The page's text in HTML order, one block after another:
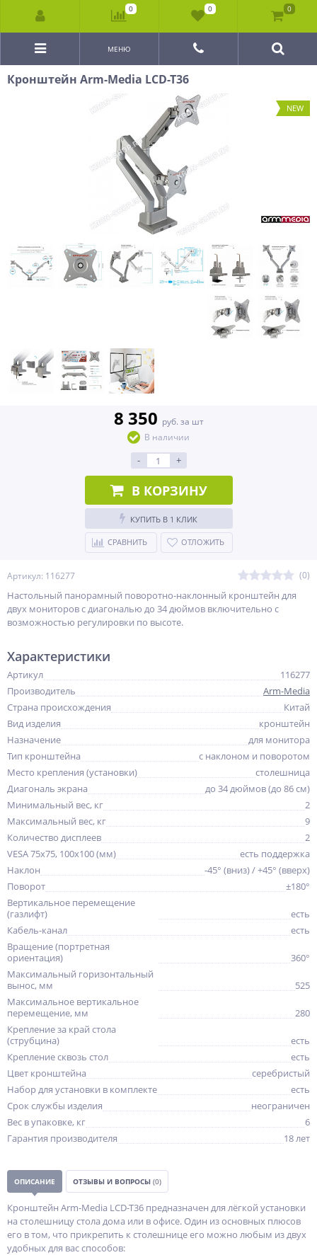
МЕНЮ
Кронштейн Arm-Media LCD-T36
NEW
Артикул: 116277 (0)
Настольный панорамный поворотно-наклонный кронштейн для
двух мониторов с диагональю до 34 дюймов включительно c
возможностью регулировки по высоте.
8 350 руб. за шт
В наличии
- +
В КОРЗИНУ
КУПИТЬ В 1 КЛИК
СРАВНИТЬ ОТЛОЖИТЬ
Характеристики
Артикул
116277
Производитель
Arm-Media
Страна происхождения
Китай
Вид изделия
кронштейн
Назначение
для монитора
Тип кронштейна
с наклоном и поворотом
Место крепления (установки)
столешница
Диагональ экрана
до 34 дюймов (до 86 см)
Минимальный вес, кг
2
Максимальный вес, кг
9
Количество дисплеев
2
VESA 75x75, 100x100 (мм)
есть поддержка
Наклон
-45° (вниз) / +45° (вверх)
Поворот
±180°
Вертикальное перемещение
(газлифт)
есть
Кабель-канал
есть
Вращение (портретная
ориентация)
360°
Максимальный горизонтальный
вынос, мм
525
Максимальное вертикальное
перемещение, мм
280
Крепление за край стола
(струбцина)
есть
Крепление сквозь стол
есть
Цвет кронштейна
серебристый
Набор для установки в комплекте
есть
Срок службы изделия
неограничен
Вес в упаковке, кг
6
Гарантия производителя
18 лет
ОПИСАНИЕ ОТЗЫВЫ И ВОПРОСЫ (0)
Кронштейн Arm-Media LCD-T36 предназначен для лёгкой установки
на столешницу стола дома или в офисе. Один из основных плюсов
его в том, что прикрепить к столешнице его можно любым из двух
удобных для вас способов:
0 0 0